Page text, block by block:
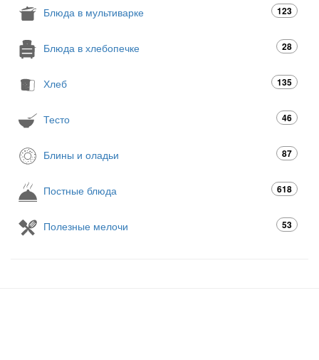
Блюда в мультиварке 123
Блюда в хлебопечке 28
Хлеб 135
Тесто 46
Блины и оладьи 87
Постные блюда 618
Полезные мелочи 53